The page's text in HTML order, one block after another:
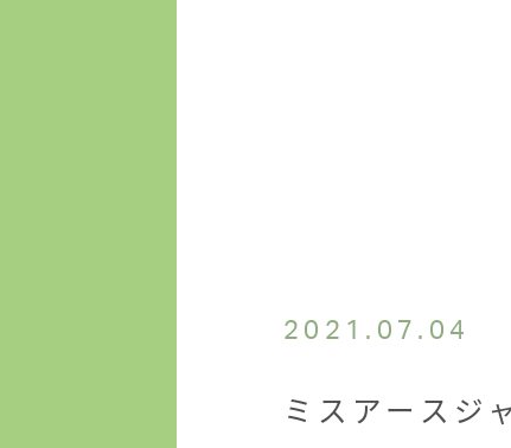
2021.07.04
ミスアースジ